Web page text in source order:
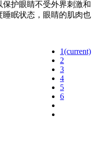
护眼睛不受外界刺激和
眠状态，眼睛的肌肉也
1(current)
2
3
4
5
6